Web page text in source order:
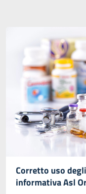
Corretto uso
informativa Asl